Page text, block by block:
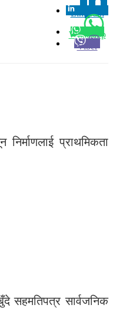
Linkedin
0
Whatsapp
Viber
प्राथमिकता
सहमतिपत्र सार्वजनिक